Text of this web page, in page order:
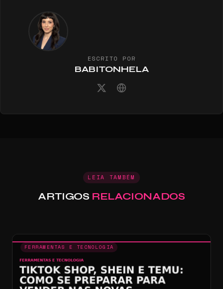
ESCRITO POR
BABITONHELA
LEIA TAMBÉM
ARTIGOS RELACIONADOS
FERRAMENTAS E TECNOLOGIA